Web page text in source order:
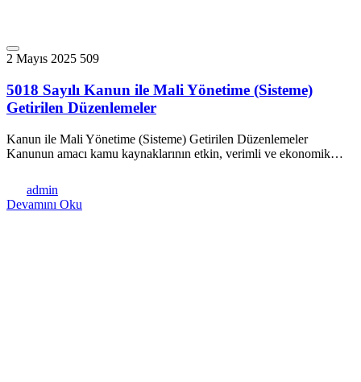
2 Mayıs 2025 509
5018 Sayılı Kanun ile Mali Yönetime (Sisteme)
Getirilen Düzenlemeler
Kanun ile Mali Yönetime (Sisteme) Getirilen Düzenlemeler
Kanunun amacı kamu kaynaklarının etkin, verimli ve ekonomik…
admin
Devamını Oku